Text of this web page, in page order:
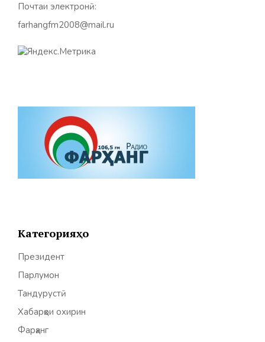
Почтаи электронӣ:
farhangfm2008@mail.ru
Категорияҳо
Президент
Парлумон
Тандурустӣ
Хабарҳои охирин
Фарҳанг